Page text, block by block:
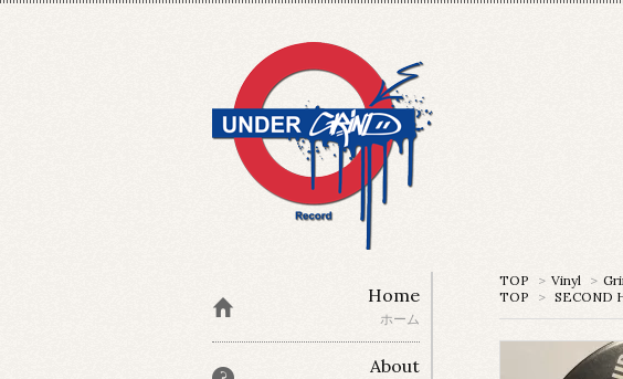
TOP > Vinyl >
TOP
> SECOND
Home
ホーム
About